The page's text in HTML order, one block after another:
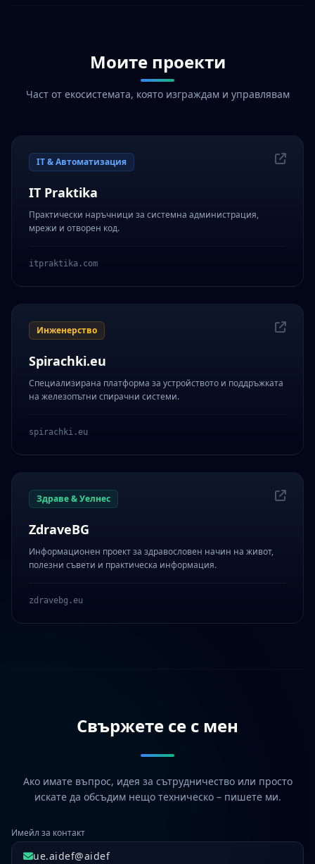
Моите проекти
Част от екосистемата, която изграждам и управлявам
IT & Автоматизация
IT Praktika
Практически наръчници за системна администрация,
мрежи и отворен код.
itpraktika.com
Инженерство
Spirachki.eu
Специализирана платформа за устройството и поддръжката
на железопътни спирачни системи.
spirachki.eu
Здраве & Уелнес
ZdraveBG
Информационен проект за здравословен начин на живот,
полезни съвети и практическа информация.
zdravebg.eu
Свържете се с мен
Ако имате въпрос, идея за сътрудничество или просто
искате да обсъдим нещо техническо – пишете ми.
Имейл за контакт
ue.aidef@aidef